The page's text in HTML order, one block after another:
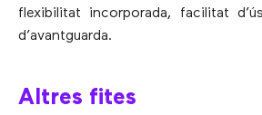
flexibilitat incorporada, facilitat
d’avantguarda.
Altres fites